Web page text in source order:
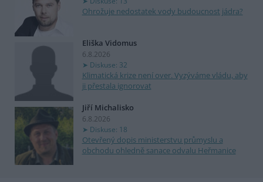
Ohrožuje nedostatek vody budoucnost jádra?
Eliška Vidomus
6.8.2026
Diskuse: 32
Klimatická krize není over. Vyzýváme vládu, aby
ji přestala ignorovat
Jiří Michalisko
6.8.2026
Diskuse: 18
Otevřený dopis ministerstvu průmyslu a
obchodu ohledně sanace odvalu Heřmanice